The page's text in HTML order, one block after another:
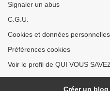
Signaler un abus
C.G.U.
Cookies et données personnelles
Préférences cookies
Voir le profil de QUI VOUS
Créer un